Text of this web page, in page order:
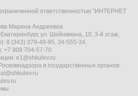
ответственностью "ИНТЕРНЕТ
Марина Андреевна
ул. Шейнкмана, 10, 3-й этаж,
8 (343) 379-49-95, 34-555-34,
+7 909 704-57-70
e1@shkulev.ru
и государственных органов: